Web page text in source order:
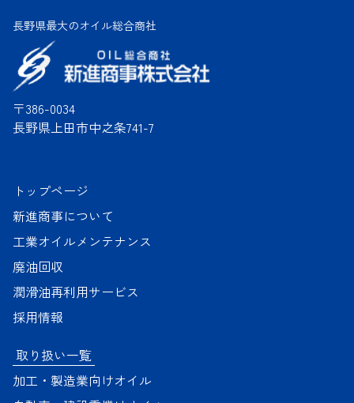
長野県最大のオイル総合商社
〒386-0034
長野県上田市中之条741-7
トップページ
新進商事について
工業オイルメンテナンス
廃油回収
潤滑油再利用サービス
採用情報
取り扱い一覧
加工・製造業向けオイル